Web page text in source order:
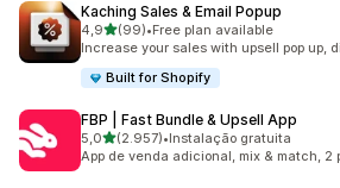
Kaching Sales & Email Popup
4,9de 5 estrelas
(99)
99 total de avaliações
•Free plan available
Increase your sales with upsell pop up,
Built for Shopify
FBP | Fast Bundle & Upsell App
5,0de 5 estrelas
(2.957)
2957 total de avaliações
•Instalação gratuita
App de venda adicional, mix & match, 2